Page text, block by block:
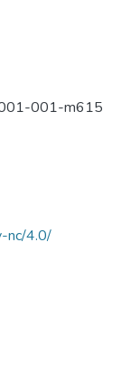
001-m615
nc/4.0/